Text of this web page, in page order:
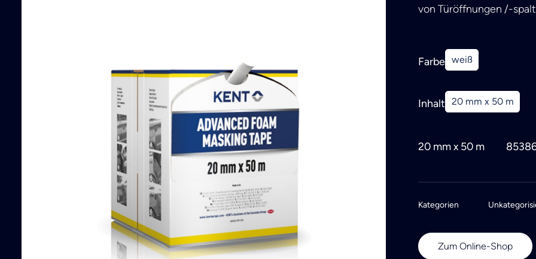
von Türöffnungen /-
Farbe weiß
Inhalt 20 mm x 50 m
20 mm x 50 m
Kategorien
Zum Online-Shop